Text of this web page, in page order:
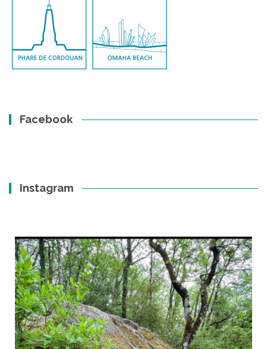
Facebook
Instagram